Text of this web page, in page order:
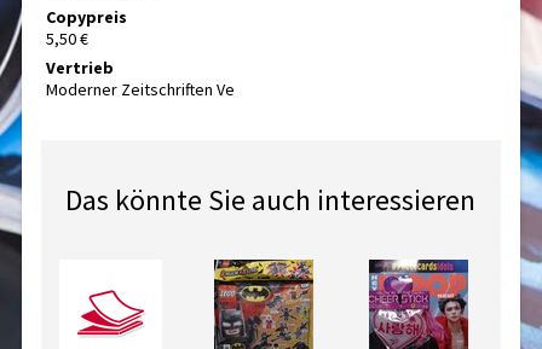
Copypreis
5,50 €
Vertrieb
Moderner Zeitschriften Ve
Das könnte Sie auch interessieren